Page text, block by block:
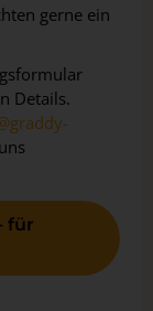
gerne ein
Details.
für